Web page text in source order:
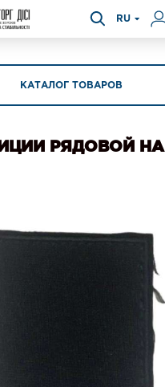
RU
КАТАЛОГ ТОВАРОВ
РЯДОВОЙ НА